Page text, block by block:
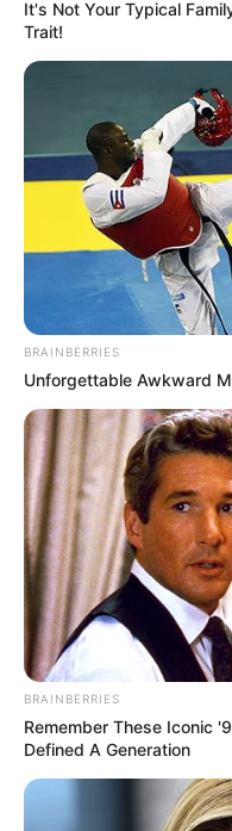
It's Not Your Typical
Trait!
BRAINBERRIES
Unforgettable Awkward
BRAINBERRIES
Remember These Iconic
Defined A Generation